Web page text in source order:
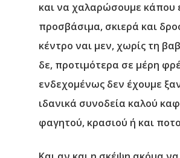
και να χαλαρώσουμε κάπου
προσβάσιμα, σκιερά και
κέντρο ναι μεν, χωρίς τη
δε, προτιμότερα σε μέρη
ενδεχομένως δεν έχουμε
ιδανικά συνοδεία καλού
φαγητού, κρασιού ή και